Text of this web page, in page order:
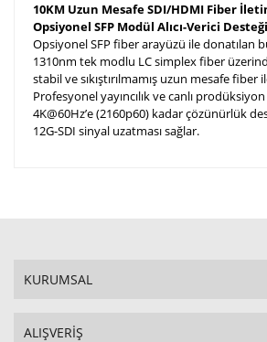
10KM Uzun Mesafe SDI/HDMI Fiber
Opsiyonel SFP Modül Alıcı-Verici Desteği
Opsiyonel SFP fiber arayüzü ile donatılan
1310nm tek modlu LC simplex fiber
stabil ve sıkıştırılmamış uzun mesafe
Profesyonel yayıncılık ve canlı prodüksiyon
4K@60Hz’e (2160p60) kadar çözünürlük
12G-SDI sinyal uzatması sağlar.
KURUMSAL
ALIŞVERİŞ